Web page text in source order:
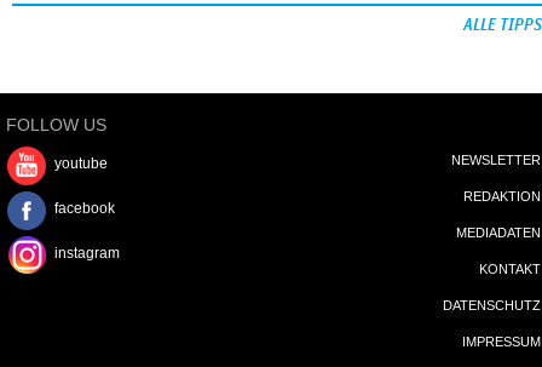
ALLE TIPPS
FOLLOW US
youtube
facebook
instagram
NEWSLETTER
REDAKTION
MEDIADATEN
KONTAKT
DATENSCHUTZ
IMPRESSUM